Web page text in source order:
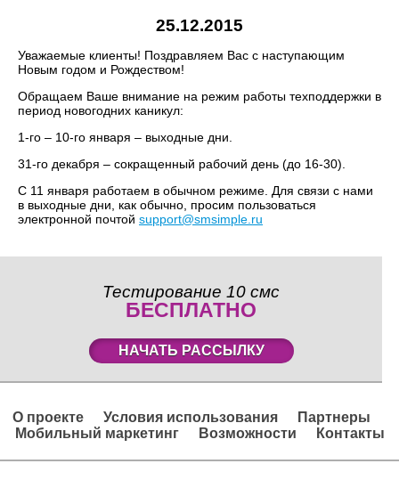
25.12.2015
Уважаемые клиенты! Поздравляем Вас с наступающим
Новым годом и Рождеством!
Обращаем Ваше внимание на режим работы техподдержки в
период новогодних каникул:
1-го – 10-го января – выходные дни.
31-го декабря – сокращенный рабочий день (до 16-30).
С 11 января работаем в обычном режиме. Для связи с нами
в выходные дни, как обычно, просим пользоваться
электронной почтой support@smsimple.ru
Тестирование 10 смс
БЕСПЛАТНО
НАЧАТЬ РАССЫЛКУ
О проекте Условия использования
Партнеры
Мобильный маркетинг
Возможности Контакты